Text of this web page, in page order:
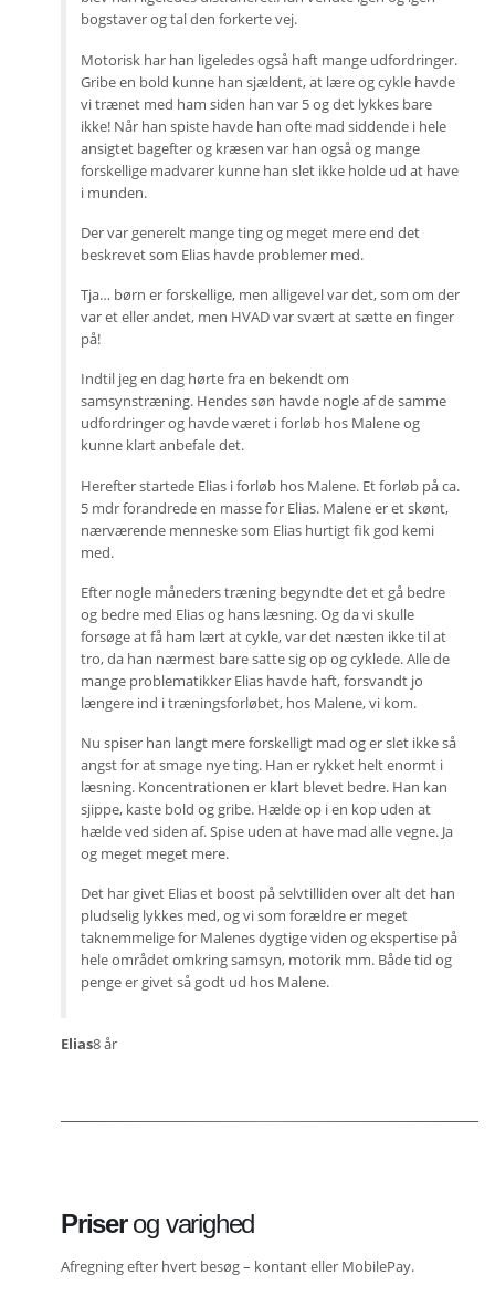
bogstaver og tal den forkerte vej.
Motorisk har han ligeledes også haft mange udfordringer.
Gribe en bold kunne han sjældent, at lære og cykle havde
vi trænet med ham siden han var 5 og det lykkes bare
ikke! Når han spiste havde han ofte mad siddende i hele
ansigtet bagefter og kræsen var han også og mange
forskellige madvarer kunne han slet ikke holde ud at have
i munden.
Der var generelt mange ting og meget mere end det
beskrevet som Elias havde problemer med.
Tja… børn er forskellige, men alligevel var det, som om der
var et eller andet, men HVAD var svært at sætte en finger
på!
Indtil jeg en dag hørte fra en bekendt om
samsynstræning. Hendes søn havde nogle af de samme
udfordringer og havde været i forløb hos Malene og
kunne klart anbefale det.
Herefter startede Elias i forløb hos Malene. Et forløb på ca.
5 mdr forandrede en masse for Elias. Malene er et skønt,
nærværende menneske som Elias hurtigt fik god kemi
med.
Efter nogle måneders træning begyndte det et gå bedre
og bedre med Elias og hans læsning. Og da vi skulle
forsøge at få ham lært at cykle, var det næsten ikke til at
tro, da han nærmest bare satte sig op og cyklede. Alle de
mange problematikker Elias havde haft, forsvandt jo
længere ind i træningsforløbet, hos Malene, vi kom.
Nu spiser han langt mere forskelligt mad og er slet ikke så
angst for at smage nye ting. Han er rykket helt enormt i
læsning. Koncentrationen er klart blevet bedre. Han kan
sjippe, kaste bold og gribe. Hælde op i en kop uden at
hælde ved siden af. Spise uden at have mad alle vegne. Ja
og meget meget mere.
Det har givet Elias et boost på selvtilliden over alt det han
pludselig lykkes med, og vi som forældre er meget
taknemmelige for Malenes dygtige viden og ekspertise på
hele området omkring samsyn, motorik mm. Både tid og
penge er givet så godt ud hos Malene.
Elias8 år
Priserog varighed
Afregning efter hvert besøg – kontant eller MobilePay.